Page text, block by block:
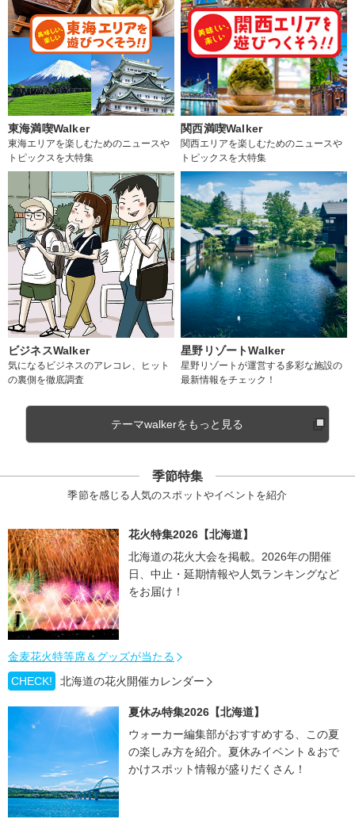
東海満喫Walker
東海エリアを楽しむためのニュースや
トピックスを大特集
関西満喫Walker
関西エリアを楽しむためのニュースや
トピックスを大特集
ビジネスWalker
気になるビジネスのアレコレ、ヒット
の裏側を徹底調査
星野リゾートWalker
星野リゾートが運営する多彩な施設の
最新情報をチェック！
テーマwalkerをもっと見る
季節特集
季節を感じる人気のスポットやイベントを紹介
花火特集2026【北海道】
北海道の花火大会を掲載。2026年の開催
日、中止・延期情報や人気ランキングなど
をお届け！
金麦花火特等席＆グッズが当たる
CHECK!
北海道の花火開催カレンダー
夏休み特集2026【北海道】
ウォーカー編集部がおすすめする、この夏
の楽しみ方を紹介。夏休みイベント＆おで
かけスポット情報が盛りだくさん！